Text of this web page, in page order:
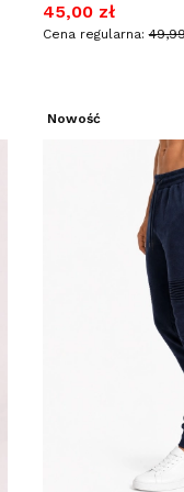
Cena promocyjna
45,00 zł
Cena regularna:
Nowość